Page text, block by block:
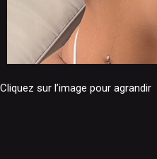
Cliquez sur l’image pour agrandir